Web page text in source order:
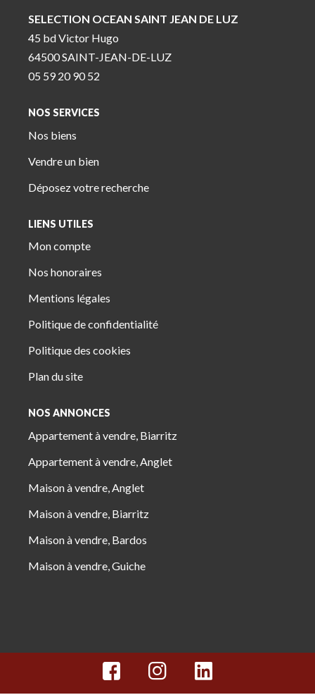
SELECTION OCEAN SAINT JEAN DE LUZ
45 bd Victor Hugo
64500 SAINT-JEAN-DE-LUZ
05 59 20 90 52
NOS SERVICES
Nos biens
Vendre un bien
Déposez votre recherche
LIENS UTILES
Mon compte
Nos honoraires
Mentions légales
Politique de confidentialité
Politique des cookies
Plan du site
NOS ANNONCES
Appartement à vendre, Biarritz
Appartement à vendre, Anglet
Maison à vendre, Anglet
Maison à vendre, Biarritz
Maison à vendre, Bardos
Maison à vendre, Guiche